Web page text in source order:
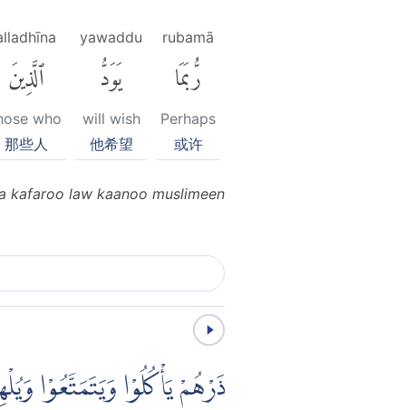
rubamā
رُّبَمَا
Perhaps
或许
yawaddu
يَوَدُّ
will wish
他希望
ٱلَّذِينَ
who
那些人
kafaroo law kaanoo muslimeen
ذَرْهُمْ يَأْكُلُوْا وَيَتَمَتَّعُوْا